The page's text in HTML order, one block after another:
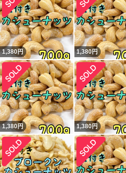
1,380円 1,380円
1,380円 1,380円